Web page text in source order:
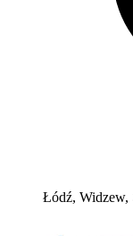
Łódź, Widzew,